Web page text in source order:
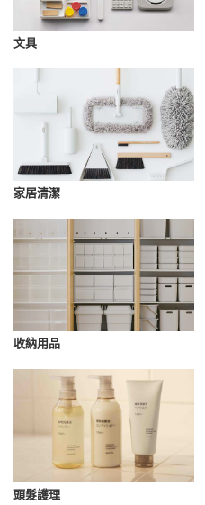
文具
家居清潔
收納用品
頭髮護理